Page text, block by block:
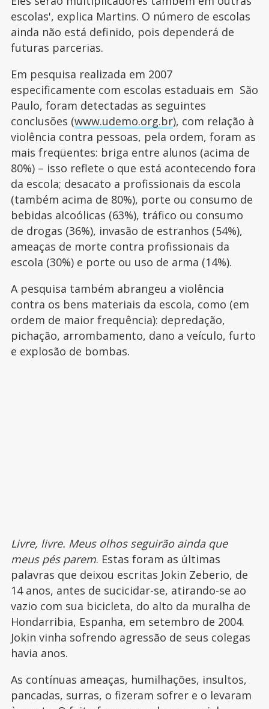
escolas', explica Martins. O número de escolas
ainda não está definido, pois dependerá de
futuras parcerias.
Em pesquisa realizada em 2007
especificamente com escolas estaduais em São
Paulo, foram detectadas as seguintes
conclusões (www.udemo.org.br), com relação à
violência contra pessoas, pela ordem, foram as
mais freqüentes: briga entre alunos (acima de
80%) – isso reflete o que está acontecendo fora
da escola; desacato a profissionais da escola
(também acima de 80%), porte ou consumo de
bebidas alcoólicas (63%), tráfico ou consumo
de drogas (36%), invasão de estranhos (54%),
ameaças de morte contra profissionais da
escola (30%) e porte ou uso de arma (14%).
A pesquisa também abrangeu a violência
contra os bens materiais da escola, como (em
ordem de maior frequência): depredação,
pichação, arrombamento, dano a veículo, furto
e explosão de bombas.
Livre, livre. Meus olhos seguirão ainda que
meus pés parem. Estas foram as últimas
palavras que deixou escritas Jokin Zeberio, de
14 anos, antes de sucicidar-se, atirando-se ao
vazio com sua bicicleta, do alto da muralha de
Hondarribia, Espanha, em setembro de 2004.
Jokin vinha sofrendo agressão de seus colegas
havia anos.
As contínuas ameaças, humilhações, insultos,
pancadas, surras, o fizeram sofrer e o levaram